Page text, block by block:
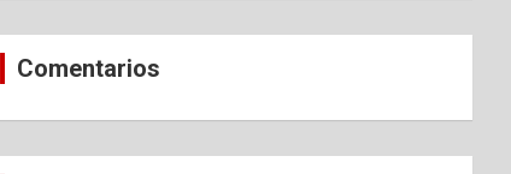
Comentarios